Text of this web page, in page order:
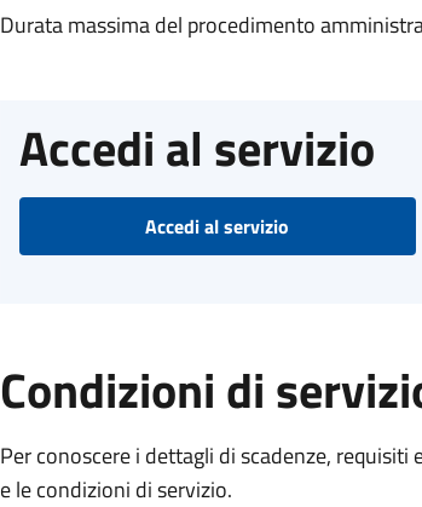
Durata massima del procedimento
Accedi al servizio
Accedi al servizio
Condizioni di
Per conoscere i dettagli di scadenze,
e le condizioni di servizio.